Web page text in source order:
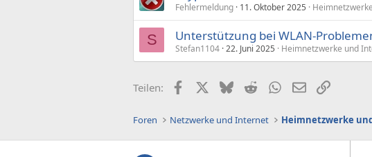
Fehlermeldung 11. Oktober 2025
S Unterstützung bei WLAN-
Stefan1104 22. Juni 2025 Heimnetzwerke und
Teilen: FacebookX (Twitter)
BlueskyRedditWhatsApp
E-MailLink
Foren Netzwerke und Internet Heimnetzwerke